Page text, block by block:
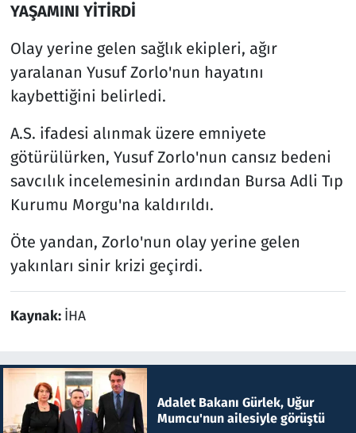
YAŞAMINI YİTİRDİ
Olay yerine gelen sağlık ekipleri, ağır
yaralanan Yusuf Zorlo'nun hayatını
kaybettiğini belirledi.
A.S. ifadesi alınmak üzere emniyete
götürülürken, Yusuf Zorlo'nun cansız bedeni
savcılık incelemesinin ardından Bursa Adli Tıp
Kurumu Morgu'na kaldırıldı.
Öte yandan, Zorlo'nun olay yerine gelen
yakınları sinir krizi geçirdi.
Kaynak: İHA
Adalet Bakanı Gürlek, Uğur
Mumcu'nun ailesiyle görüştü